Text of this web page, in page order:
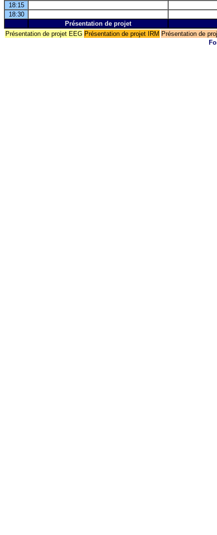
18:15
18:30
Présentation de projet
Présentation de projet EEG Présentation de projet IRM Présentation de